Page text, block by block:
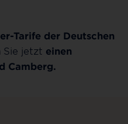
Tarife der Deutschen
Sie jetzt einen
Camberg.